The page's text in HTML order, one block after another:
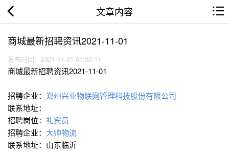
文章内容
商城最新招聘资讯2021-11-01
发布时间：2021-11-01 01:30:11
商城最新招聘资讯2021-11-01
招聘企业： 郑州兴业物联网管理科技股份有限公司
联系地址：
招聘岗位： 礼宾员
招聘企业： 大帅物流
联系地址：山东临沂